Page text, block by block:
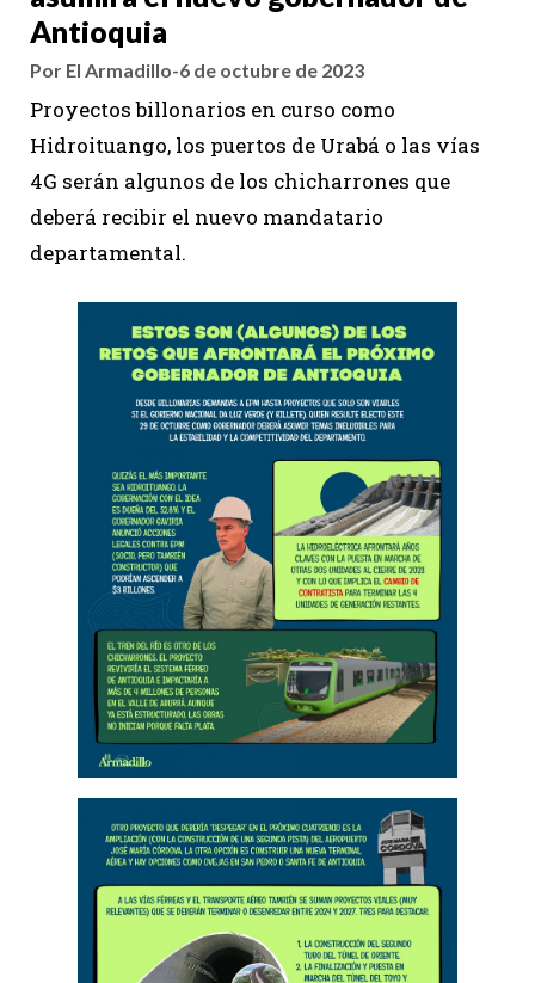
Antioquia
Por El Armadillo-6 de octubre de 2023
Proyectos billonarios en curso como
Hidroituango, los puertos de Urabá o las vías
4G serán algunos de los chicharrones que
deberá recibir el nuevo mandatario
departamental.